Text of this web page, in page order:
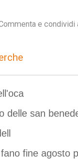
e
delle san
fine agosto